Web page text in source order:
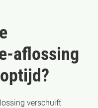
aflossing
verschuift